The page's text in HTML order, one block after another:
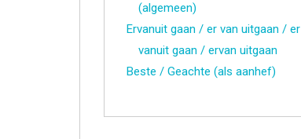
(algemeen)
Ervanuit gaan / er van uitgaan / er
vanuit gaan / ervan uitgaan
Beste / Geachte (als aanhef)